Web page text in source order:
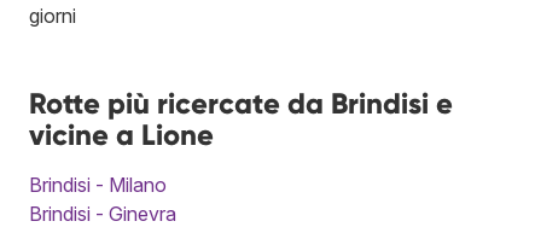
giorni
Rotte più ricercate da Brindisi e
vicine a Lione
Brindisi - Milano
Brindisi - Ginevra